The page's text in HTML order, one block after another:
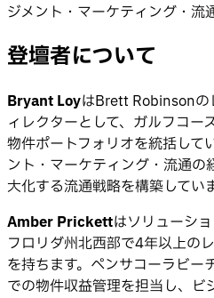
ジメント・マーケティング・流
登壇者について
Bryant LoyはBrett Robinsonの
ィレクターとして、ガルフコ
物件ポートフォリオを統括して
ント・マーケティング・流通
大化する流通戦略を構築してい
Amber Prickettはソリューシ
フロリダ州北西部で4年以上の
を持ちます。ペンサコーラビー
での物件収益管理を担当し、